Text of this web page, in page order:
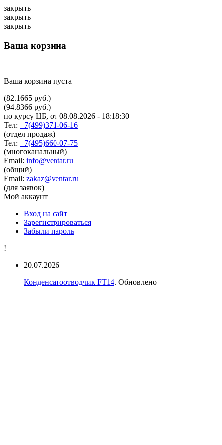
закрыть
закрыть
закрыть
Ваша корзина
Ваша корзина пуста
(82.1665 руб.)
(94.8366 руб.)
по курсу ЦБ, от 08.08.2026 - 18:18:30
Тел: +7(499)371-06-16
(отдел продаж)
Тел: +7(495)660-07-75
(многоканальный)
Email: info@ventar.ru
(общий)
Email: zakaz@ventar.ru
(для заявок)
Мой аккаунт
Вход на сайт
Зарегистрироваться
Забыли пароль
!
20.07.2026
Конденсатоотводчик FT14. Обновлено